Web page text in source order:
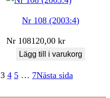
Nr 108 (2003:4)
Nr 108120,00kr
Lägg till i varukorg
3 4 5 … 7Nästa sida